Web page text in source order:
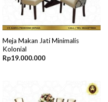
Meja Makan Jati Minimalis
Kolonial
Rp19.000.000